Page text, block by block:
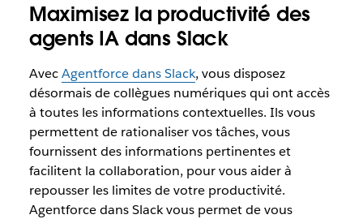
Maximisez la productivité des
agents IA dans Slack
AvecAgentforce dans Slack, vous disposez
désormais de collègues numériques qui ont accès
à toutes les informations contextuelles. Ils vous
permettent de rationaliser vos tâches, vous
fournissent des informations pertinentes et
facilitent la collaboration, pour vous aider à
repousser les limites de votre productivité.
Agentforce dans Slack vous permet de vous